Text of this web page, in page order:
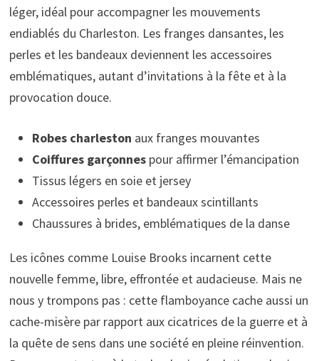
léger, idéal pour accompagner les mouvements
endiablés du Charleston. Les franges dansantes, les
perles et les bandeaux deviennent les accessoires
emblématiques, autant d’invitations à la fête et à la
provocation douce.
Robes charleston aux franges mouvantes
Coiffures garçonnespour affirmer l’émancipation
Tissus légers en soie et jersey
Accessoires perles et bandeaux scintillants
Chaussures à brides, emblématiques de la danse
Les icônes comme Louise Brooks incarnent cette
nouvelle femme, libre, effrontée et audacieuse. Mais ne
nous y trompons pas : cette flamboyance cache aussi un
cache-misère par rapport aux cicatrices de la guerre et à
la quête de sens dans une société en pleine réinvention.